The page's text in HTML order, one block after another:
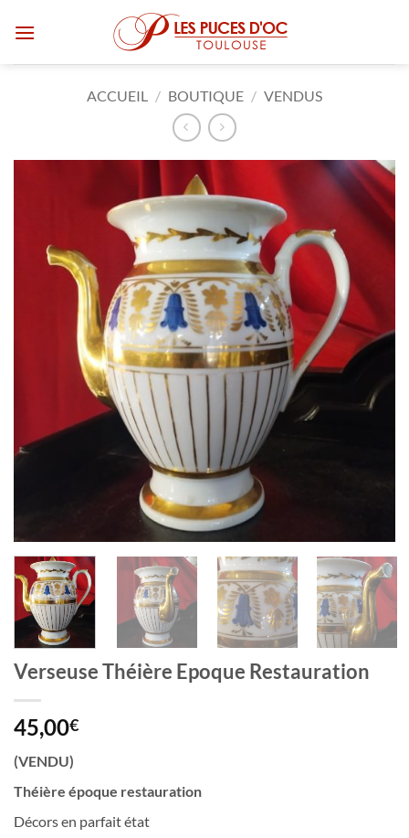
ACCUEIL / BOUTIQUE / VENDUS
Verseuse Théière Epoque Restauration
45,00€
(VENDU)
Théière époque restauration
Décors en parfait état